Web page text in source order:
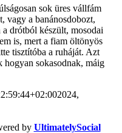
sok üres vállfám
vagy a banánosdobozt,
drótból készült, mosodai
is, mert a fiam öltönyös
tisztítóba a ruháját. Azt
sokasodnak, máig
2024,
by UltimatelySocial